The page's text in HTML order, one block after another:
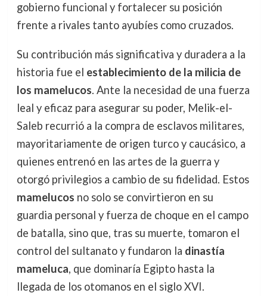
gobierno funcional y fortalecer su posición
frente a rivales tanto ayubíes como cruzados.
Su contribución más significativa y duradera a la
historia fue el establecimiento de la milicia de
los mamelucos. Ante la necesidad de una fuerza
leal y eficaz para asegurar su poder, Melik-el-
Saleb recurrió a la compra de esclavos militares,
mayoritariamente de origen turco y caucásico, a
quienes entrenó en las artes de la guerra y
otorgó privilegios a cambio de su fidelidad. Estos
mamelucos no solo se convirtieron en su
guardia personal y fuerza de choque en el campo
de batalla, sino que, tras su muerte, tomaron el
control del sultanato y fundaron la dinastía
mameluca, que dominaría Egipto hasta la
llegada de los otomanos en el siglo XVI.